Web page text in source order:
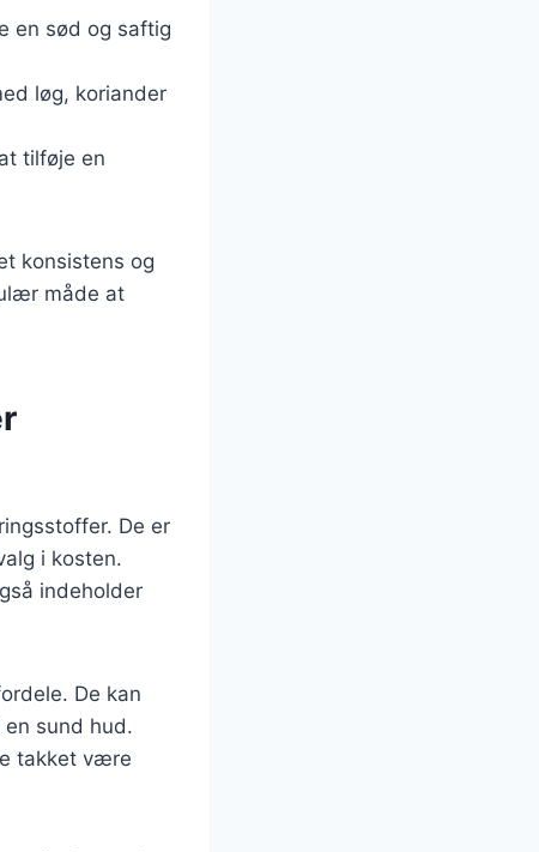
en sød og saftig
løg, koriander
tilføje en
konsistens og
måde at
De er
i kosten.
indeholder
De kan
sund hud.
takket være